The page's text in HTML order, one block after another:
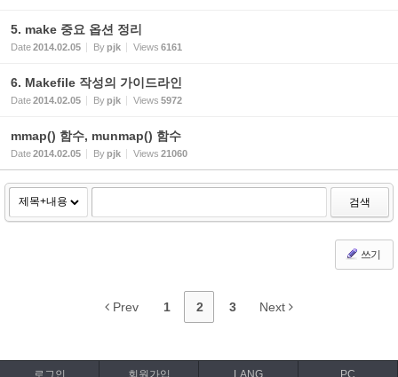
5. make 중요 옵션 정리
Date2014.02.05 Bypjk Views 6161
6. Makefile 작성의 가이드라인
Date2014.02.05 Bypjk Views 5972
mmap() 함수, munmap() 함수
Date2014.02.05 Bypjk Views 21060
검색
쓰기
Prev 1 2 3 Next
로그인 회원가입 LANG PC